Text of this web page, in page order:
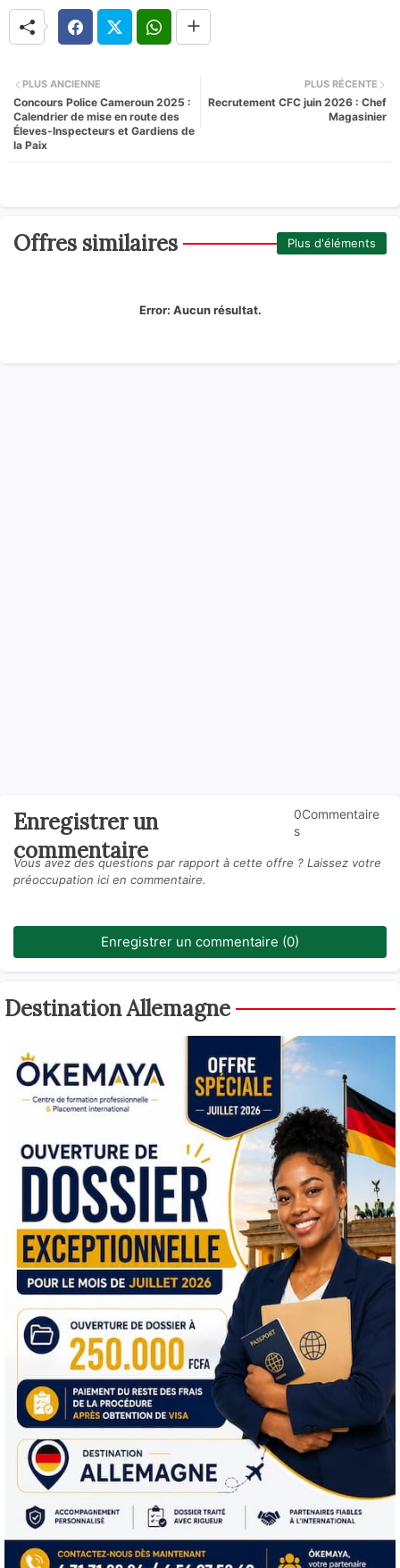
PLUS RÉCENTE
Recrutement CFC juin 2026 : Chef
Magasinier
PLUS ANCIENNE
Concours Police Cameroun 2025 :
Calendrier de mise en route des
Éleves-Inspecteurs et Gardiens de
la Paix
Offres similaires Plus d'éléments
Error: Aucun résultat.
Enregistrer un
commentaire
0Commentaire
s
Vous avez des questions par rapport à cette offre ? Laissez votre
préoccupation ici en commentaire.
Enregistrer un commentaire (0)
Destination Allemagne